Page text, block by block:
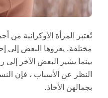
تُعتبر المرأة الأوكرانية من
مختلفة. يعزوها البعض إلى
بينما يشير البعض الآخر
النظر عن الأسباب ، فإن
بجمالهن الأخاذ.